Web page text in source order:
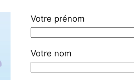
Votre prénom
Votre nom